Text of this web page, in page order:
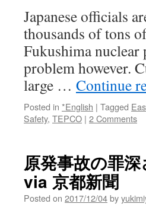
Japanese officials
thousands of tons
Fukushima
problem however.
large … Continue
Posted in *English | Tagged
Safety, TEPCO | 2 Comments
原発事故の罪
via 京都新聞
Posted on 2017/12/04by